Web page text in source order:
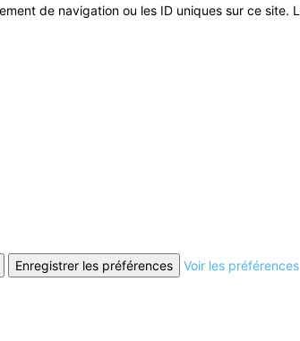
de navigation ou les ID uniques sur ce
Enregistrer les préférences Voir les préférences